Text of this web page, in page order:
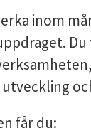
inom
får du: